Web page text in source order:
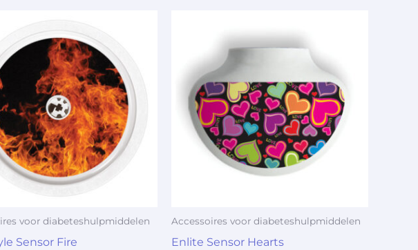
voor diabeteshulpmiddelen
Sensor Fire
Accessoires voor diabeteshulpmiddelen
Enlite Sensor Hearts